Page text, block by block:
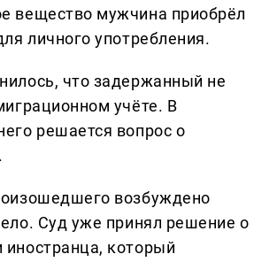
вещество мужчина приобрёл
личного употребления.
что задержанный не
учёте. В
решается вопрос о
возбуждено
Суд уже принял решение о
который